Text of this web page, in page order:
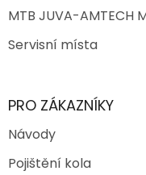
MTB JUVA-AMTECH
Servisní místa
PRO ZÁKAZNÍKY
Návody
Pojištění kola